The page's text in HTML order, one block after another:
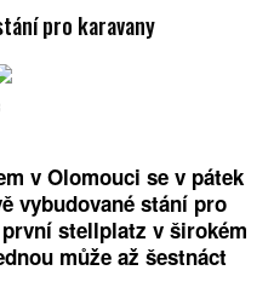
pro karavany
v Olomouci se v pátek
vybudované stání pro
stellplatz v širokém
může až šestnáct